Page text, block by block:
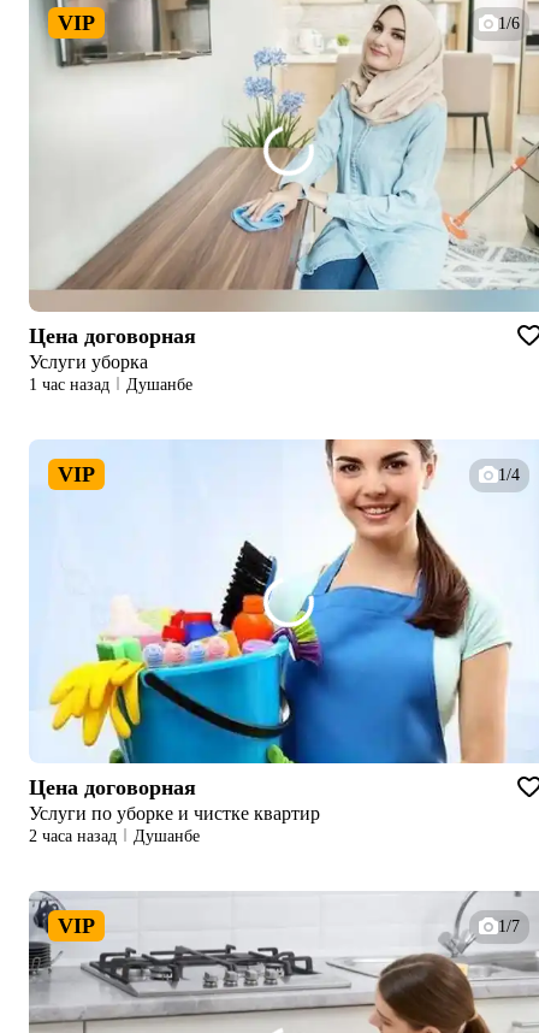
VIP 1/6
Цена договорная
Услуги уборка
1 час назад Душанбе
VIP 1/4
Цена договорная
Услуги по уборке и чистке квартир
2 часа назад Душанбе
VIP 1/7